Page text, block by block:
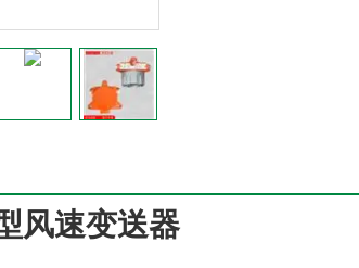
风速变送器